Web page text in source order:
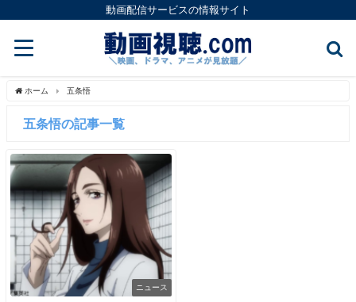
動画配信サービスの情報サイト
ホーム 五条悟
五条悟の記事一覧
ニュース